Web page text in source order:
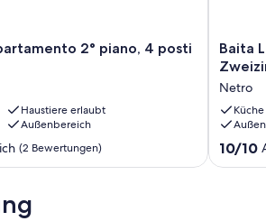
2° piano, 4 posti
Haustiere erlaubt
Außenbereich
(2 Bewertungen)
Baita
Le
(die
Feen),
Balkon
im
Piemont
Baita
Netro
Küche
10.0
von
10/10